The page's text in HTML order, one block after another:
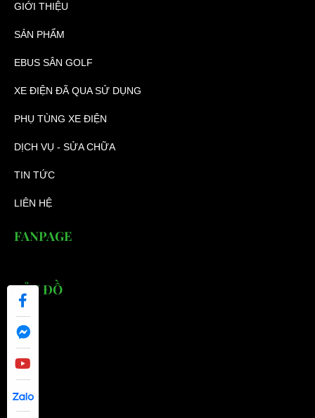
GIỚI THIỆU
SẢN PHẨM
EBUS SÂN GOLF
XE ĐIỆN ĐÃ QUA SỬ DỤNG
PHỤ TÙNG XE ĐIỆN
DỊCH VỤ - SỬA CHỮA
TIN TỨC
LIÊN HỆ
FANPAGE
BẢN ĐỒ